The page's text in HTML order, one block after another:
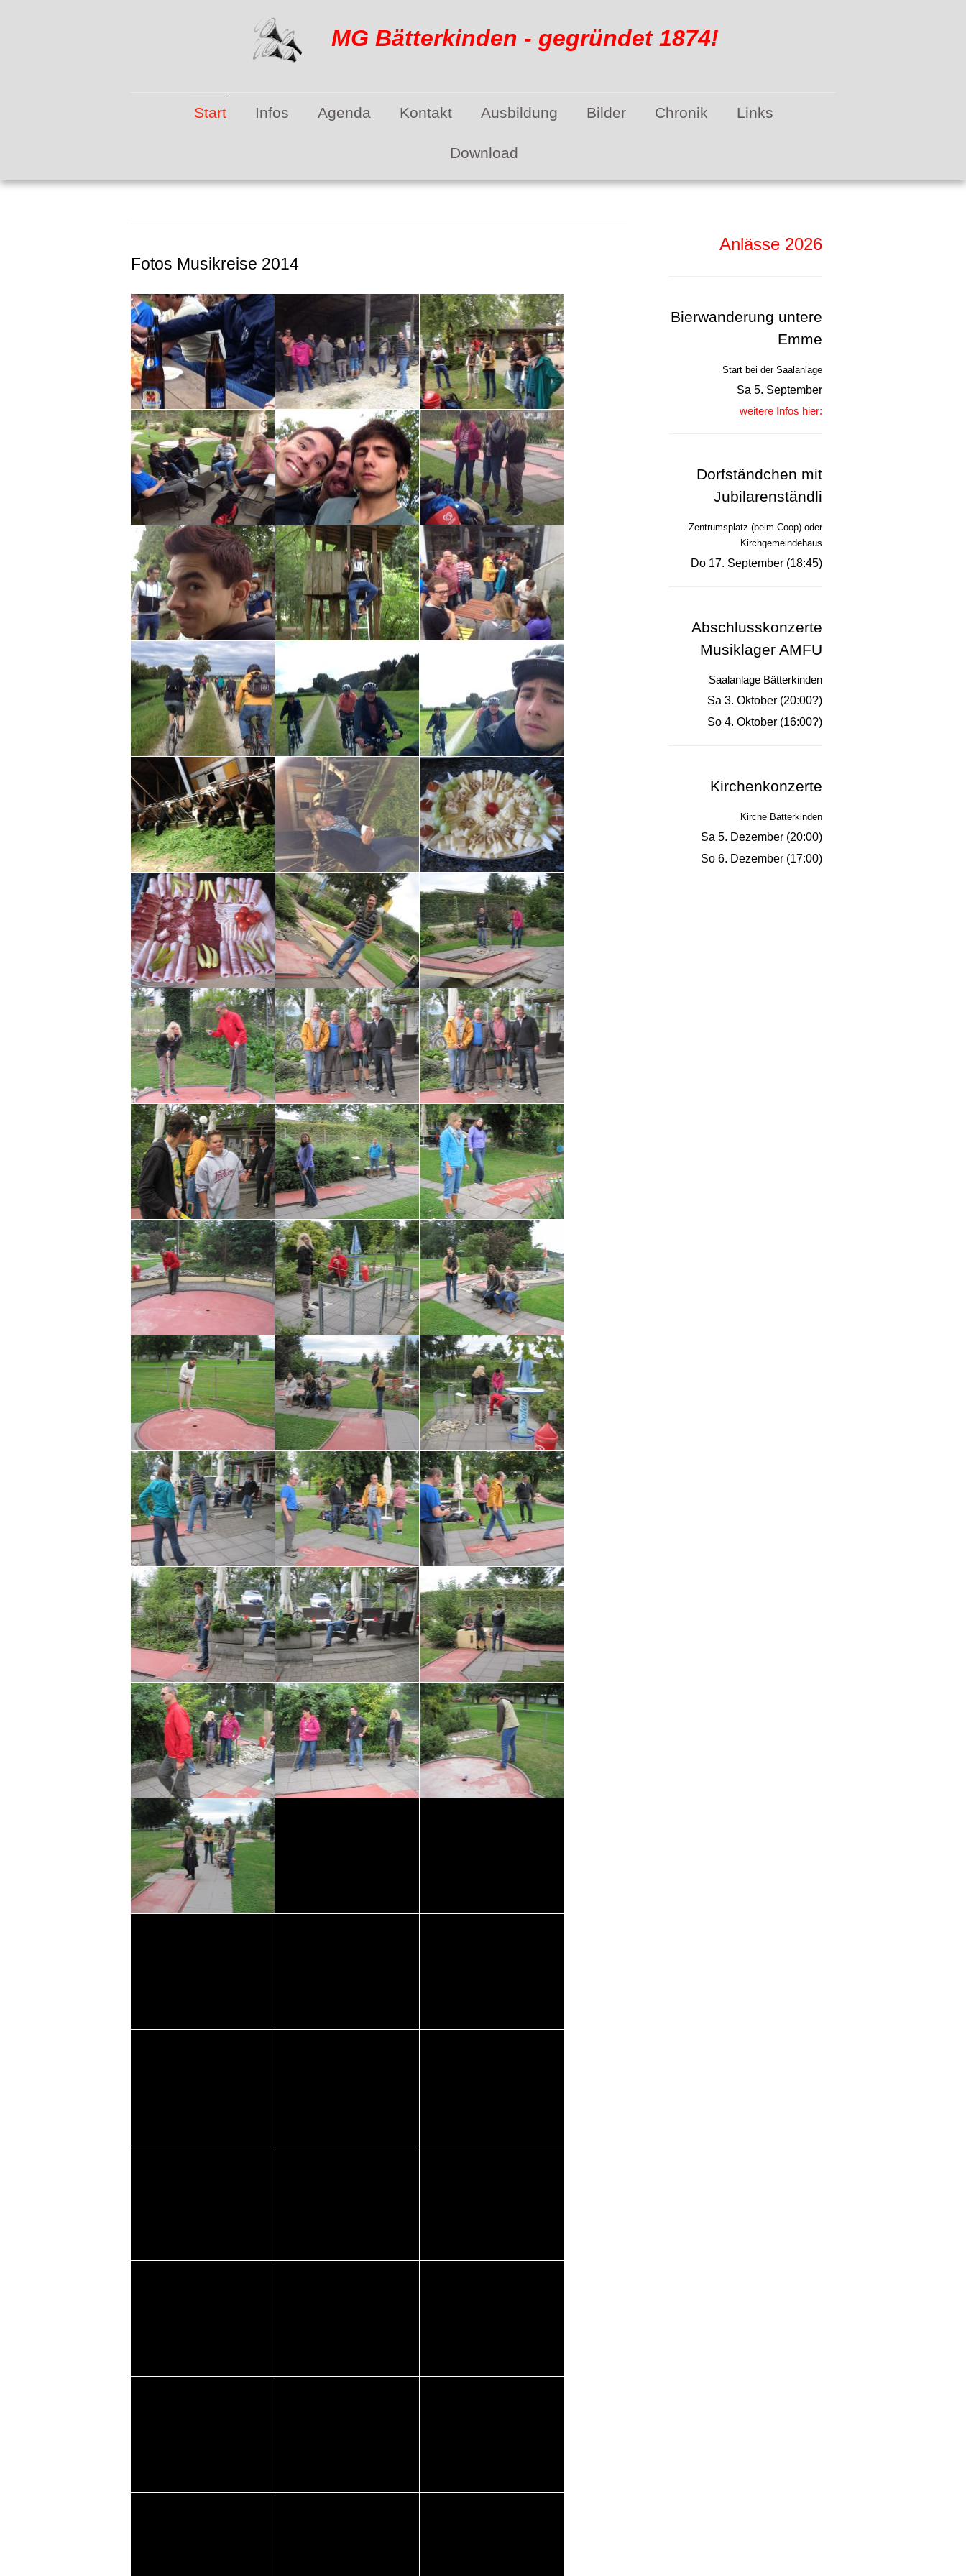
MG Bätterkinden - gegründet 1874!
Start Infos Agenda Kontakt Ausbildung Bilder Chronik Links
Download
Anlässe 2026
Bierwanderung untere
Emme
Start bei der Saalanlage
Sa 5. September
weitere Infos hier:
Dorfständchen mit
Jubilarenständli
Zentrumsplatz (beim Coop) oder
Kirchgemeindehaus
Do 17. September (18:45)
Abschlusskonzerte
Musiklager AMFU
Saalanlage Bätterkinden
Sa 3. Oktober (20:00?)
So 4. Oktober (16:00?)
Kirchenkonzerte
Kirche Bätterkinden
Sa 5. Dezember (20:00)
So 6. Dezember (17:00)
Fotos Musikreise 2014